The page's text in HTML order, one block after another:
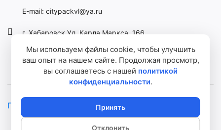
E-mail: citypackvl@ya.ru
г. Хабаровск Ул. Карла Маркса, 166
Телефон: +7 (914) 723-68-11
E-mail: citypackvl@ya.ru
Политика обработки персональных данных
© 2026ООО «СитиПак»
Мы используем файлы cookie, чтобы улучшить
ваш опыт на нашем сайте. Продолжая просмотр,
вы соглашаетесь с нашей политикой
конфиденциальности.
Принять
Отклонить